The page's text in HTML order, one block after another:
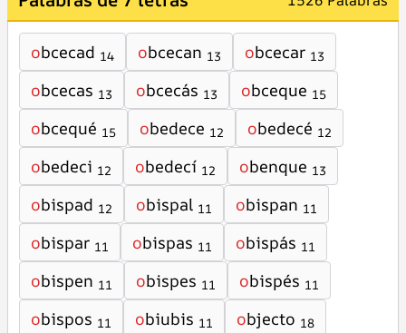
obcecad 14 obcecan 13 obcecar 13
obcecas 13 obcecás 13 obceque 15
obcequé 15 obedece 12 obedecé 12
obedeci 12 obedecí 12 obenque 13
obispad 12 obispal 11 obispan 11
obispar 11 obispas 11 obispás 11
obispen 11 obispes 11 obispés 11
obispos 11 obiubis 11 objecto 18